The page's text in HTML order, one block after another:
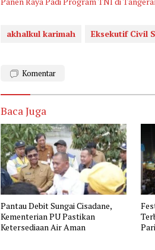
akhalkul karimah Eksekutif Civil
Komentar
Baca Juga
Pantau Debit Sungai Cisadane,
Kementerian PU Pastikan
Ketersediaan Air Aman